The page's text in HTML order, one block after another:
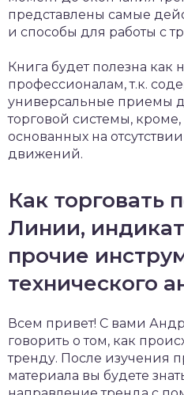
представлены самые
и способы для работы с
Книга будет полезна как
профессионалам, т.к.
универсальные приемы
торговой системы, кроме,
основанных на
движений.
Как торговать
Линии,
прочие
технического
Всем привет! С вами
говорить о том, как
тренду. После изучения
материала вы будете